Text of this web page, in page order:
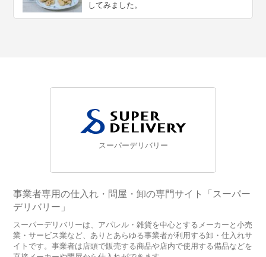
してみました。
スーパーデリバリー
事業者専用の仕入れ・問屋・卸の専門サイト「スーパー
デリバリー」
スーパーデリバリーは、アパレル・雑貨を中心とするメーカーと小売
業・サービス業など、ありとあらゆる事業者が利用する卸・仕入れサ
イトです。事業者は店頭で販売する商品や店内で使用する備品などを